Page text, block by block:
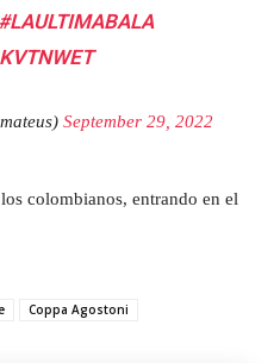
#LAULTIMABALA
September 29, 2022
colombianos, entrando en el
Coppa Agostoni